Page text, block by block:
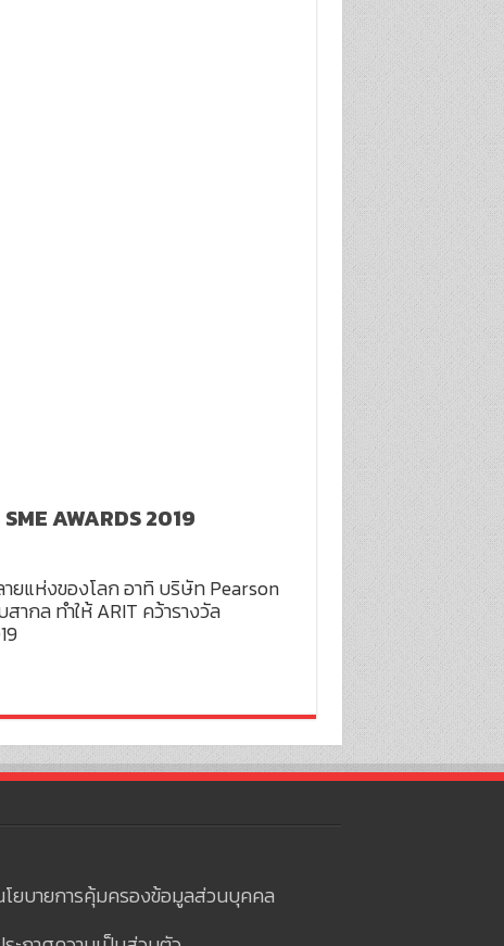
AWARDS 2019
แห่งของโลก อาทิ บริษัท Pearson
กล ทำให้ ARIT คว้ารางวัล
โยบายการคุ้มครองข้อมูลส่วนบุคคล